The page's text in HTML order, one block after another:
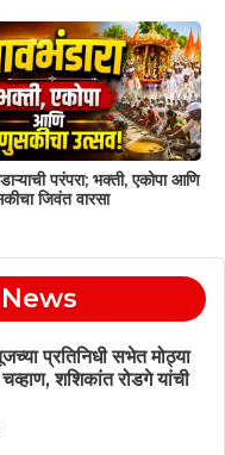
परंपरा; भक्ती, एकोपा आणि
जिवंत वारसा
प्रतिनिधी सभेत मोठ्या
शशिकांत रोडगे यांची